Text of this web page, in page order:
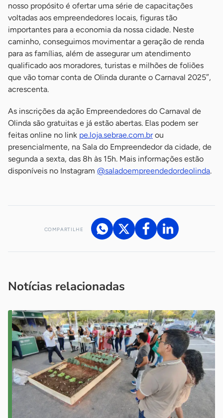
nosso propósito é ofertar uma série de capacitações
voltadas aos empreendedores locais, figuras tão
importantes para a economia da nossa cidade. Neste
caminho, conseguimos movimentar a geração de renda
para as famílias, além de assegurar um atendimento
qualificado aos moradores, turistas e milhões de foliões
que vão tomar conta de Olinda durante o Carnaval 2025″,
acrescenta.
As inscrições da ação Empreendedores do Carnaval de
Olinda são gratuitas e já estão abertas. Elas podem ser
feitas online no link pe.loja.sebrae.com.brou
presencialmente, na Sala do Empreendedor da cidade, de
segunda a sexta, das 8h às 15h. Mais informações estão
disponíveis no Instagram @saladoempreendedordeolinda.
COMPARTILHE
Notícias relacionadas